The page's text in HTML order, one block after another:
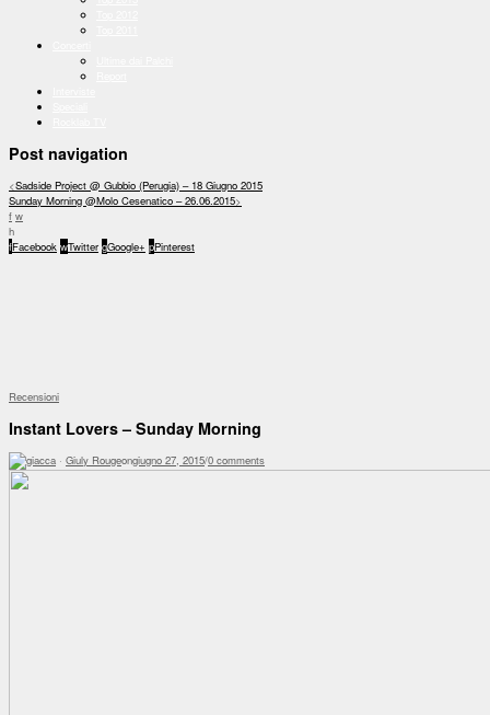
Post navigation
<Sadside Project @ Gubbio (Perugia) – 18 Giugno 2015
Sunday Morning @Molo Cesenatico – 26.06.2015>
f w
h
fFacebook wTwitter gGoogle+ pPinterest
Recensioni
Instant Lovers – Sunday Morning
· Giuly Rougeongiugno 27, 2015/0 comments